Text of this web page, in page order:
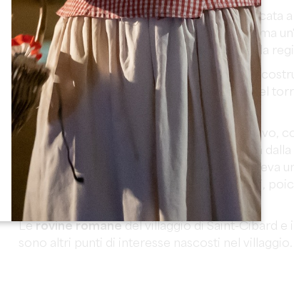
chiesa romanicadel XII secolo era dedicata a
caratterizza per il suo stile romanico puro, ma
gotico le conferisce una rara originalità nella
IlCastello di Puygueraudè una casa forte
sul promontorio omonimo, alla sorgente del
un piccolo affluente della Lidoire.
La Claverie
è una fortezza dell'Alto Medioevo,
nel XIV secolo. Il suo nome "claverie" deriva
"clavis" che significa chiave. Questa casa aveva
strategica durante la Guerra dei Cento Anni,
apparteneva a un signore rivale.
Lerovine romanedel villaggio di Saint-Cibard e
sono altri punti di interesse nascosti nel villaggio.